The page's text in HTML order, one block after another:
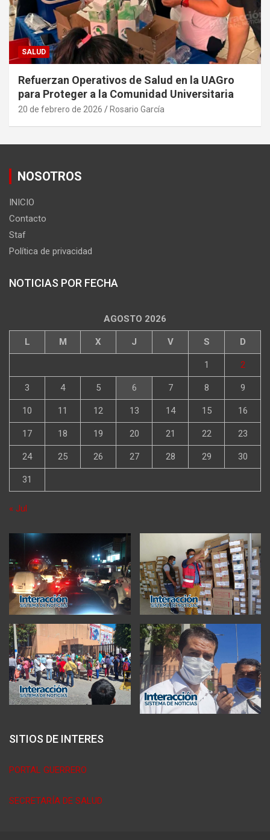
SALUD
Refuerzan Operativos de Salud en la UAGro
para Proteger a la Comunidad Universitaria
20 de febrero de 2026 Rosario García
NOSOTROS
INICIO
Contacto
Staf
Política de privacidad
NOTICIAS POR FECHA
AGOSTO 2026
L M X J V S D
1 2
3 4 5 6 7 8 9
10 11 12 13 14 15 16
17 18 19 20 21 22 23
24 25 26 27 28 29 30
31
« Jul
SITIOS DE INTERES
PORTAL GUERRERO
SECRETARÍA DE SALUD